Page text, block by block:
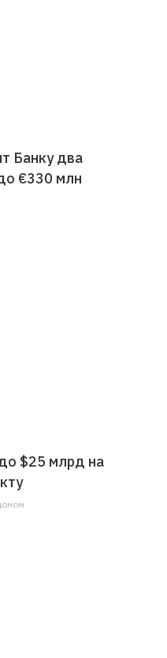
Банку два
€330 млн
$25 млрд на